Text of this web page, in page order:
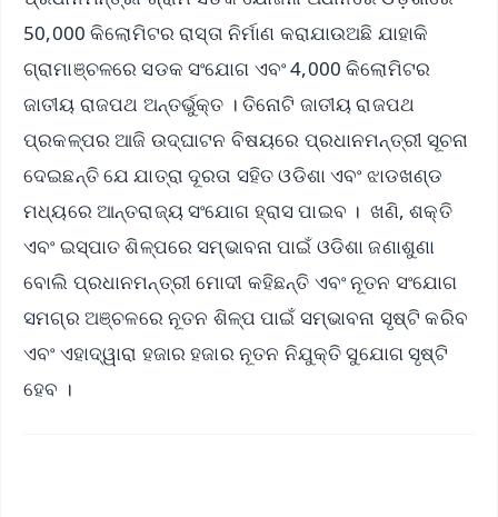
50,000 କିଲୋମିଟର ରାସ୍ତା ନିର୍ମାଣ କରାଯାଉଅଛି ଯାହାକି
ଗ୍ରାମାଞ୍ଚଳରେ ସଡକ ସଂଯୋଗ ଏବଂ 4,000 କିଲୋମିଟର
ଜାତୀୟ ରାଜପଥ ଅନ୍ତର୍ଭୁକ୍ତ । ତିନୋଟି ଜାତୀୟ ରାଜପଥ
ପ୍ରକଳ୍ପର ଆଜି ଉଦ୍ଘାଟନ ବିଷୟରେ ପ୍ରଧାନମନ୍ତ୍ରୀ ସୂଚନା
ଦେଇଛନ୍ତି ଯେ ଯାତ୍ରା ଦୂରତା ସହିତ ଓଡିଶା ଏବଂ ଝାଡଖଣ୍ଡ
ମଧ୍ୟରେ ଆନ୍ତରାଜ୍ୟ ସଂଯୋଗ ହ୍ରାସ ପାଇବ । ଖଣି, ଶକ୍ତି
ଏବଂ ଇସ୍ପାତ ଶିଳ୍ପରେ ସମ୍ଭାବନା ପାଇଁ ଓଡିଶା ଜଣାଶୁଣା
ବୋଲି ପ୍ରଧାନମନ୍ତ୍ରୀ ମୋଦୀ କହିଛନ୍ତି ଏବଂ ନୂତନ ସଂଯୋଗ
ସମଗ୍ର ଅଞ୍ଚଳରେ ନୂତନ ଶିଳ୍ପ ପାଇଁ ସମ୍ଭାବନା ସୃଷ୍ଟି କରିବ
ଏବଂ ଏହାଦ୍ୱାରା ହଜାର ହଜାର ନୂତନ ନିଯୁକ୍ତି ସୁଯୋଗ ସୃଷ୍ଟି
ହେବ ।